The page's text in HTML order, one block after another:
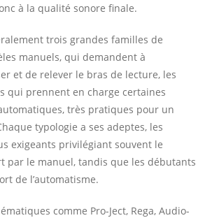
à la qualité sonore finale.
trois grandes familles de
manuels, qui demandent à
et de relever le bras de lecture, les
qui prennent en charge certaines
très pratiques pour un
typologie a ses adeptes, les
exigeants privilégiant souvent le
par le manuel, tandis que les débutants
de l’automatisme.
comme Pro-Ject, Rega, Audio-